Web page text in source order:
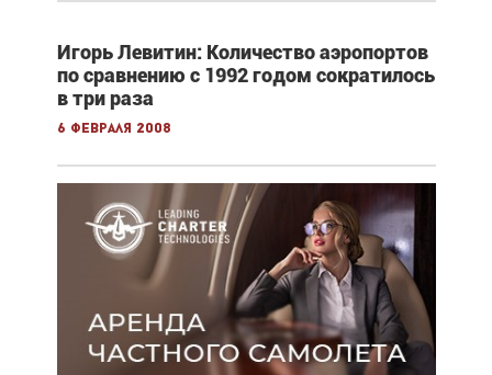
Игорь Левитин: Количество аэропортов
по сравнению с 1992 годом сократилось
в три раза
6 февраля 2008